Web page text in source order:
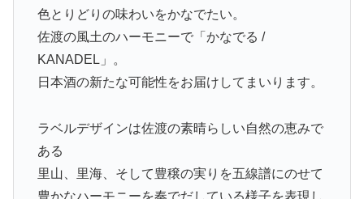
色とりどりの味わいをかなでたい。
佐渡の風土のハーモニーで「かなでる /
KANADEL」。
日本酒の新たな可能性をお届けしてまいります。
ラベルデザインは佐渡の素晴らしい自然の恵みで
ある
里山、里海、そして豊穣の実りを五線譜にのせて
豊かなハーモニーを奏でだしている様子を表現し